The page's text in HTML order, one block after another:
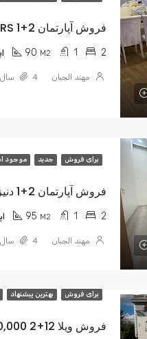
فروش آپارتمان 2+1 N-TOWERS (1,630,000 لیره)
2
1
90 M2
مهند الجبان 4 سال ago
برای فروش جديد موجود
فروش آپارتمان 2+1 دنیز کاسلار 1,850,000 لیر
2
1
95 M2
مهند الجبان 4 سال ago
برای فروش بهترین پیشنهاد
فروش ویلا 12+2 Slivery 25,000,000 لیر